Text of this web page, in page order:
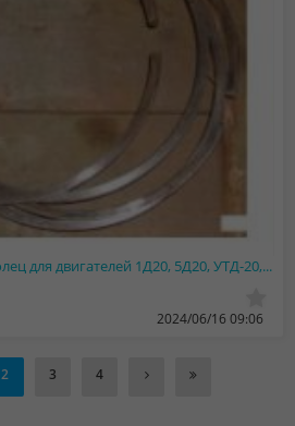
Продажа поршневых колец для двигателей 1Д20, 5Д20, УТД-20, В-46, В-84
2024/06/16 09:06
2 3 4